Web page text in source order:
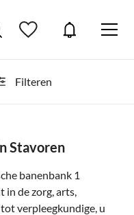
Filteren
Stavoren
banenbank 1
in de zorg, arts,
verpleegkundige, u